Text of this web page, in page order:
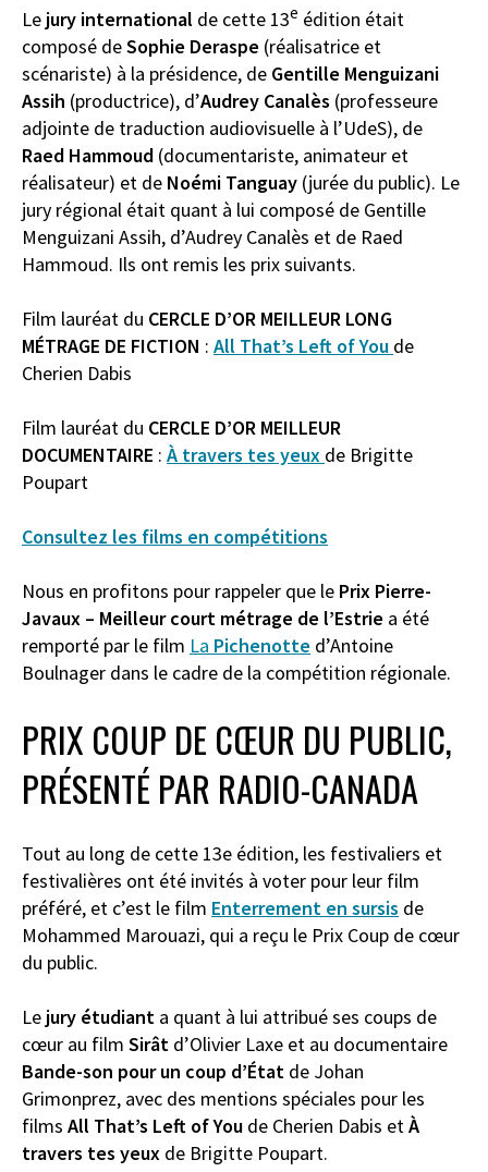
Le jury international de cette 13e édition était
composé deSophie Deraspe (réalisatrice et
scénariste) à la présidence, de Gentille Menguizani
Assih (productrice), d’Audrey Canalès (professeure
adjointe de traduction audiovisuelle à l’UdeS), de
Raed Hammoud (documentariste, animateur et
réalisateur) et de Noémi Tanguay (jurée du public). Le
jury régional était quant à lui composé de Gentille
Menguizani Assih, d’Audrey Canalès et de Raed
Hammoud. Ils ont remis les prix suivants.
Film lauréat du CERCLE D’OR MEILLEUR LONG
MÉTRAGE DE FICTION : All That’s Left of You de
Cherien Dabis
Film lauréat du CERCLE D’OR MEILLEUR
DOCUMENTAIRE : À travers tes yeux de Brigitte
Poupart
Consultez les films en compétitions
Nous en profitons pour rappeler que le Prix Pierre-
Javaux – Meilleur court métrage de l’Estrie a été
remporté par le film La Pichenotte d’Antoine
Boulnager dans le cadre de la compétition régionale.
PRIX COUP DE CŒUR DU PUBLIC,
PRÉSENTÉ PAR RADIO-CANADA
Tout au long de cette 13e édition, les festivaliers et
festivalières ont été invités à voter pour leur film
préféré, et c’est le film Enterrement en sursis de
Mohammed Marouazi, qui a reçu le Prix Coup de cœur
du public.
Le jury étudiant a quant à lui attribué ses coups de
cœur au film Sirât d’Olivier Laxe et au documentaire
Bande-son pour un coup d’État de Johan
Grimonprez, avec des mentions spéciales pour les
films All That’s Left of You de Cherien Dabis etÀ
travers tes yeux de Brigitte Poupart.